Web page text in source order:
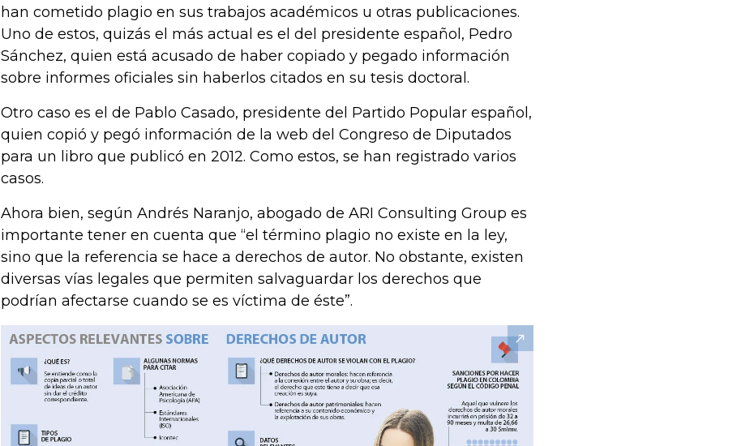
han cometido plagio en sus trabajos académicos u otras publicaciones.
Uno de estos, quizás el más actual es el del presidente español, Pedro
Sánchez, quien está acusado de haber copiado y pegado información
sobre informes oficiales sin haberlos citados en su tesis doctoral.
Otro caso es el de Pablo Casado, presidente del Partido Popular español,
quien copió y pegó información de la web del Congreso de Diputados
para un libro que publicó en 2012. Como estos, se han registrado varios
casos.
Ahora bien, según Andrés Naranjo, abogado de ARI Consulting Group es
importante tener en cuenta que “el término plagio no existe en la ley,
sino que la referencia se hace a derechos de autor. No obstante, existen
diversas vías legales que permiten salvaguardar los derechos que
podrían afectarse cuando se es víctima de éste”.